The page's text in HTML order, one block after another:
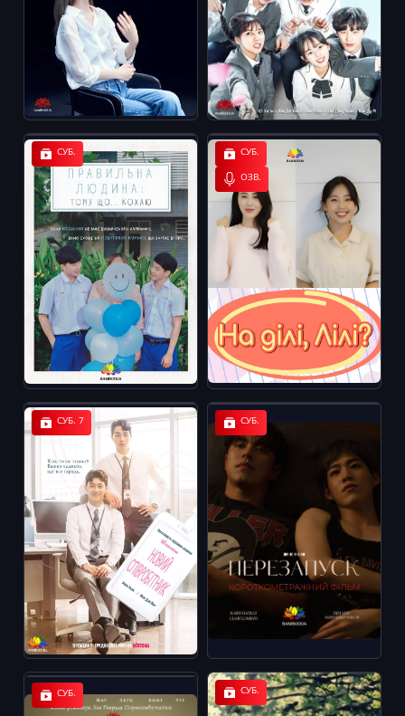
СУБ.
СУБ.
ОЗВ.
СУБ. 7 СУБ.
СУБ. СУБ.